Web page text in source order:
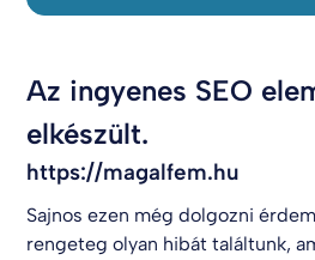
Az ingyenes SEO
elkészült.
https://magalfem.hu
Sajnos ezen még dolgozni
rengeteg olyan hibát találtunk,